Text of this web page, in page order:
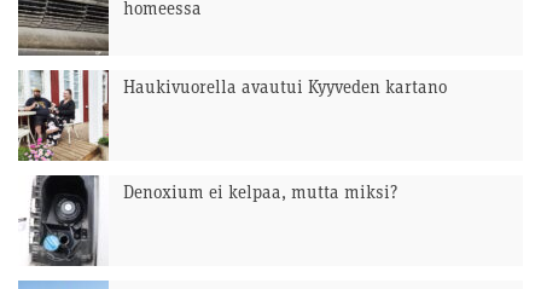
homeessa
Haukivuorella avautui Kyyveden kartano
Denoxium ei kelpaa, mutta miksi?